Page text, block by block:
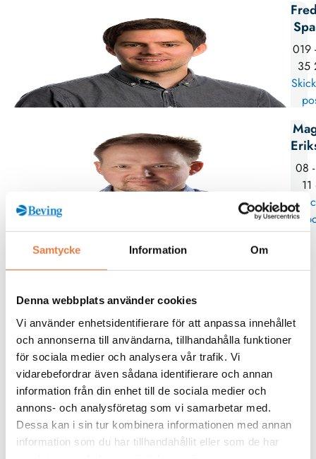
Samtycke Information Om
Denna webbplats använder cookies
Vi använder enhetsidentifierare för att anpassa innehållet
och annonserna till användarna, tillhandahålla funktioner
för sociala medier och analysera vår trafik. Vi
vidarebefordrar även sådana identifierare och annan
information från din enhet till de sociala medier och
annons- och analysföretag som vi samarbetar med.
Dessa kan i sin tur kombinera informationen med annan
information som du har tillhandahållit eller som de har
019
35
08
Kurskategorier
Jordning
Mer info / Anmälan
Från kunskapsbanken